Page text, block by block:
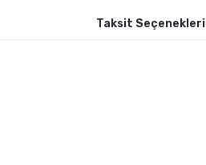
Taksit Seçenekleri